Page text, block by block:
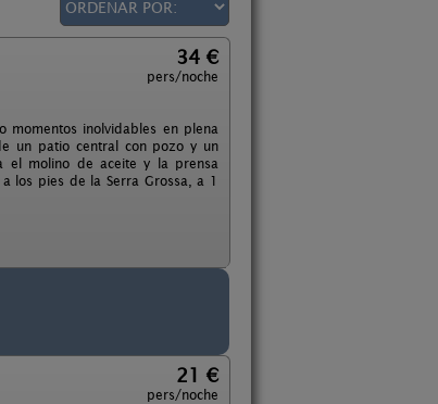
34 €
pers/noche
momentos inolvidables en plena
un patio central con pozo y un
el molino de aceite y la prensa
los pies de la Serra Grossa, a 1
21 €
pers/noche